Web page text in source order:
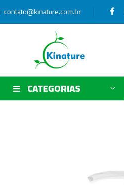
contato@kinature.com.br
CATEGORIAS